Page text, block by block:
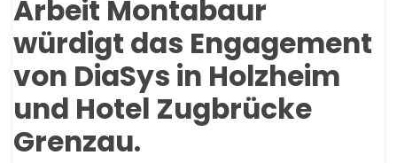
Arbeit Montabaur
würdigt das Engagement
von DiaSys in Holzheim
und Hotel Zugbrücke
Grenzau.